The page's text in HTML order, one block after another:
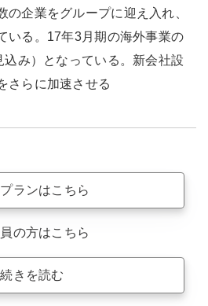
の企業をグループに迎え入れ、
いる。17年3月期の海外事業の
み）となっている。新会社設
さらに加速させる
ランはこちら
の方はこちら
続きを読む